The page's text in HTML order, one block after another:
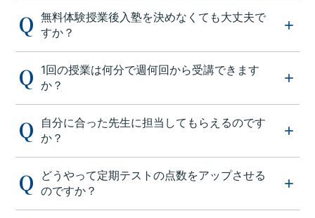
無料体験授業後入塾を決めなくても大丈夫で
すか？
1回の授業は何分で週何回から受講できます
か？
自分に合った先生に担当してもらえるのです
か？
どうやって定期テストの点数をアップさせる
のですか？